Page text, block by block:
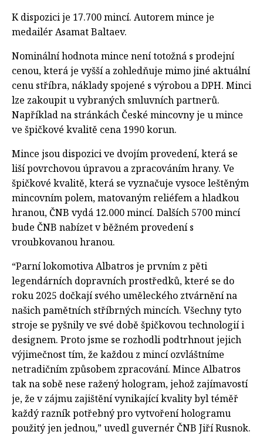
K dispozici je 17.700 mincí. Autorem mince je
medailér Asamat Baltaev.
Nominální hodnota mince není totožná s prodejní
cenou, která je vyšší a zohledňuje mimo jiné aktuální
cenu stříbra, náklady spojené s výrobou a DPH. Minci
lze zakoupit u vybraných smluvních partnerů.
Například na stránkách České mincovny je u mince
ve špičkové kvalitě cena 1990 korun.
Mince jsou dispozici ve dvojím provedení, která se
liší povrchovou úpravou a zpracováním hrany. Ve
špičkové kvalitě, která se vyznačuje vysoce leštěným
mincovním polem, matovaným reliéfem a hladkou
hranou, ČNB vydá 12.000 mincí. Dalších 5700 mincí
bude ČNB nabízet v běžném provedení s
vroubkovanou hranou.
“Parní lokomotiva Albatros je prvním z pěti
legendárních dopravních prostředků, které se do
roku 2025 dočkají svého uměleckého ztvárnění na
našich pamětních stříbrných mincích. Všechny tyto
stroje se pyšnily ve své době špičkovou technologií i
designem. Proto jsme se rozhodli podtrhnout jejich
výjimečnost tím, že každou z mincí ozvláštníme
netradičním způsobem zpracování. Mince Albatros
tak na sobě nese ražený hologram, jehož zajímavostí
je, že v zájmu zajištění vynikající kvality byl téměř
každý razník potřebný pro vytvoření hologramu
použitý jen jednou,” uvedl guvernér ČNB Jiří Rusnok.